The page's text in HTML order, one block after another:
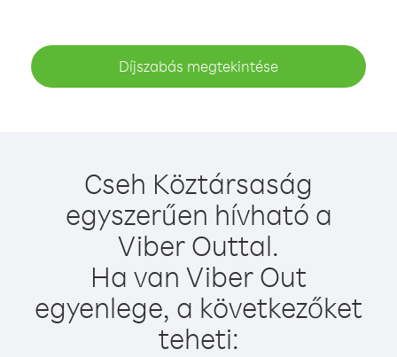
Díjszabás megtekintése
Cseh Köztársaság
egyszerűen hívható a
Viber Outtal.
Ha van Viber Out
egyenlege, a következőket
teheti: